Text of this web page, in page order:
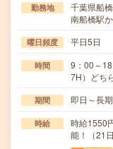
勤務地
千葉県船
南船橋駅
曜日頻度 平日5日
時間
9：00～
7H）どち
期間 即日～長
時給
時給1550
能！（21